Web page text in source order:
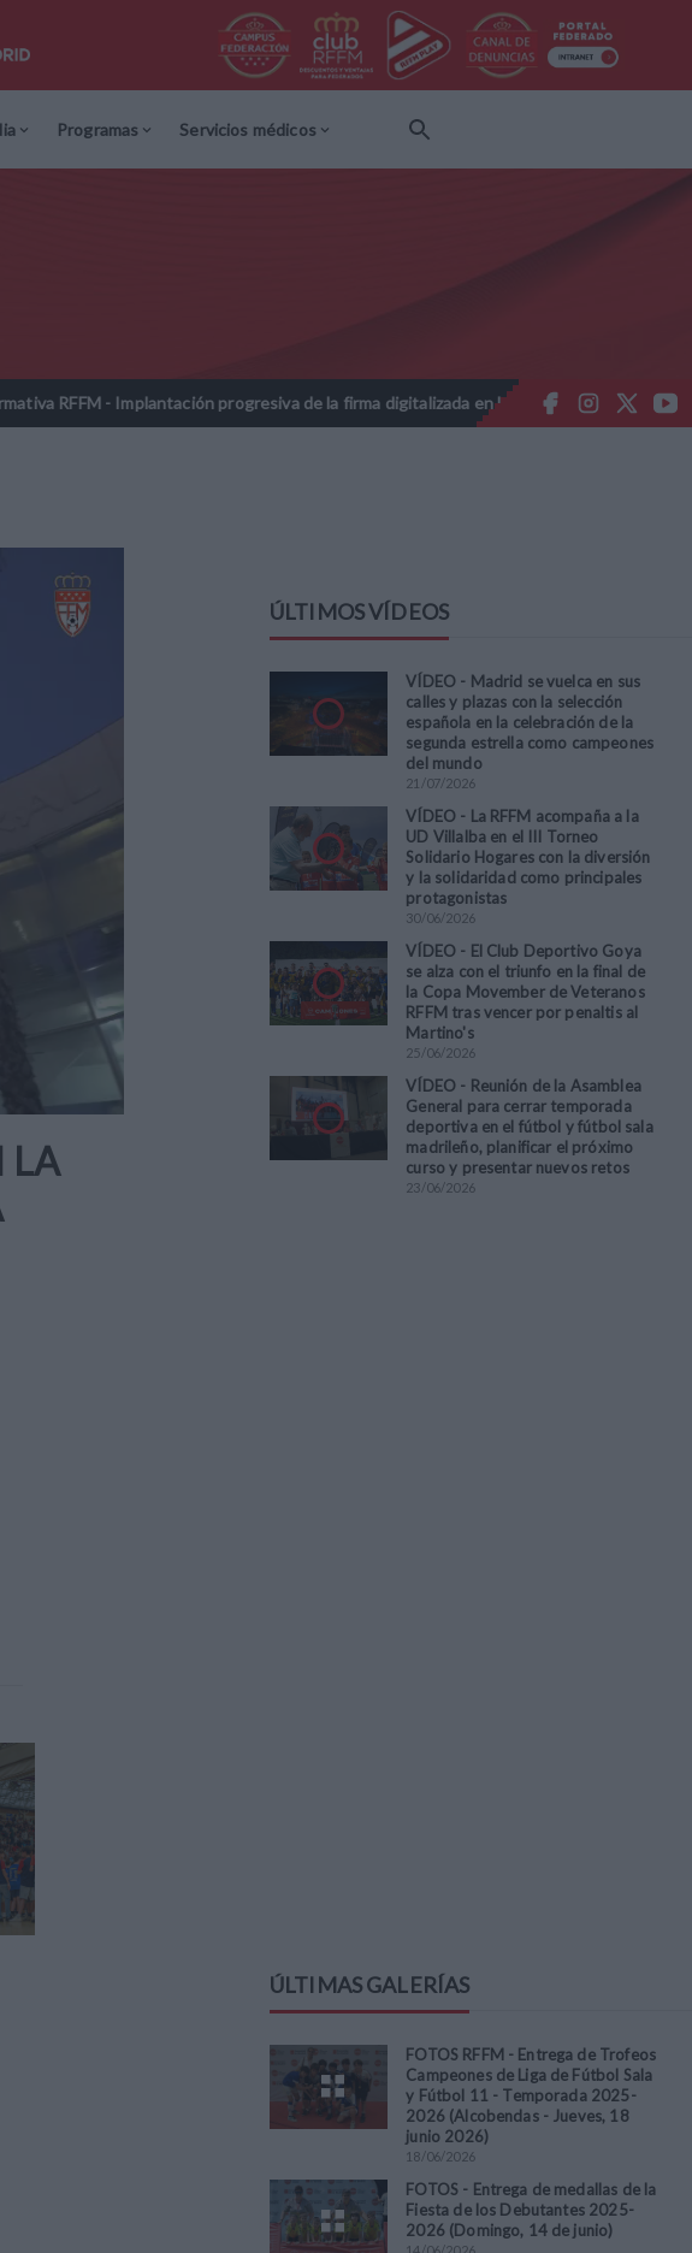
Programas Servicios médicos
- Implantación progresiva de la firma digitalizada en las licencias federativas - Temporada
LA
ÚLTIMOS VÍDEOS
VÍDEO - Madrid se vuelca en sus
calles y plazas con la selección
española en la celebración de la
segunda estrella como campeones
del mundo
21 /07/2026
VÍDEO - La RFFM acompaña a la
UD Villalba en el III Torneo
Solidario Hogares con la diversión
y la solidaridad como principales
protagonistas
30/06/2026
VÍDEO - El Club Deportivo Goya
se alza con el triunfo en la final de
la Copa Movember de Veteranos
RFFM tras vencer por penaltis al
Martino's
25/06/2026
VÍDEO - Reunión de la Asamblea
General para cerrar temporada
deportiva en el fútbol y fútbol sala
madrileño, planificar el próximo
curso y presentar nuevos retos
23/06/2026
ÚLTIMAS GALERÍAS
FOTOS RFFM - Entrega de Trofeos
Campeones de Liga de Fútbol Sala
y Fútbol 11 - Temporada 2025-
2026 (Alcobendas - Jueves, 18
junio 2026)
18/06/2026
FOTOS - Entrega de medallas de la
Fiesta de los Debutantes 2025-
2026 (Domingo, 14 de junio)